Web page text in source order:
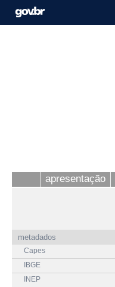
apresentação
metadados
Capes
IBGE
INEP